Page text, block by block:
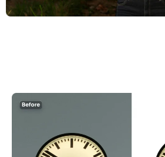
AI Recolor
Cambiador de peinado
Cambiador de ropa